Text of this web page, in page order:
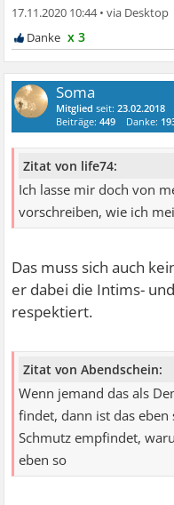
17.11.2020 10:44•
x 3
Soma
Mitglied seit:23.02.2018
Beiträge:449 Danke:
Zitat von life74:
Ich lasse mir doch von
vorschreiben, wie ich
Das muss sich auch
er dabei die Intims-
respektiert.
Zitat von Abendschein:
Wenn jemand das als
findet, dann ist das eben
Schmutz empfindet,
eben so